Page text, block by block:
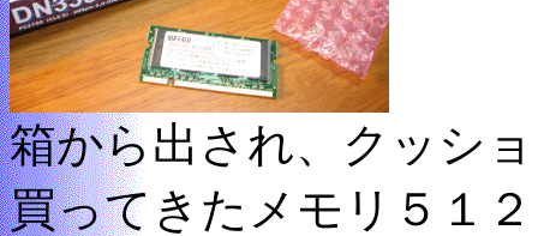
箱から出され、クッシ
買ってきたメモリ５１